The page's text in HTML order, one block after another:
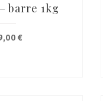
barre 1kg
€